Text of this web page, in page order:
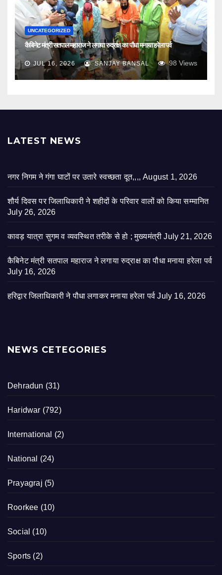
UNCATEGORIZED
कैबिनेट मंत्री सतपाल महाराज ने लगाया रुद्राक्ष का पौधा मनाया हरेला पर्व
JUL 16, 2026 SANJAY BANSAL 98 Views
LATEST NEWS
नगर निगम ने गंगा घाटों पर उतारे स्वच्छता दूत,,,, August 1, 2026
शौर्य दिवस पर जिलाधिकारी ने शहीदों के परिवार वालों को किया सम्मानित
July 26, 2026
कावड़ यात्रा सुगम व व्यवस्थित तरीके से हो ; मुख्यमंत्री July 21, 2026
कैबिनेट मंत्री सतपाल महाराज ने लगाया रुद्राक्ष का पौधा मनाया हरेला पर्व
July 16, 2026
हरिद्वार जिलाधिकारी ने पौधा लगाकर मनाया हरेला पर्व July 16, 2026
NEWS CETEGORIES
Dehradun (31)
Haridwar (792)
International (2)
National (24)
Prayagraj (5)
Roorkee (10)
Social (10)
Sports (2)